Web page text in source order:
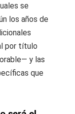
se
los años de
por título
y las
que